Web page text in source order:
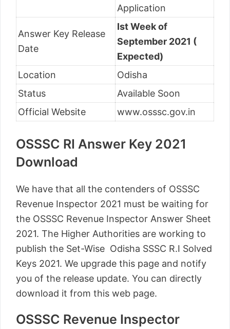
Application
Answer Key Release
Date
Ist Week of
September 2021 (
Expected)
Location
Odisha
Status
Available Soon
Official Website
www.osssc.gov.in
OSSSC RI Answer Key 2021
Download
We have that all the contenders of OSSSC
Revenue Inspector 2021 must be waiting for
the OSSSC Revenue Inspector Answer Sheet
2021. The Higher Authorities are working to
publish the Set-Wise Odisha SSSC R.I Solved
Keys 2021. We upgrade this page and notify
you of the release update. You can directly
download it from this web page.
OSSSC Revenue Inspector